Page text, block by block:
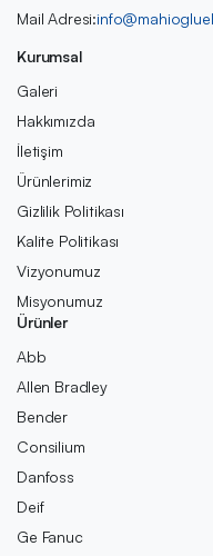
Mail Adresi:
Kurumsal
Galeri
Hakkımızda
İletişim
Ürünlerimiz
Gizlilik Politikası
Kalite Politikası
Vizyonumuz
Misyonumuz
Ürünler
Abb
Allen Bradley
Bender
Consilium
Danfoss
Deif
Ge Fanuc